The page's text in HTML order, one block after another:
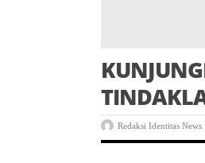
Redaksi Identitas News